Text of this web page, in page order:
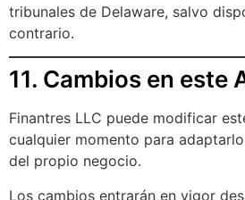
tribunales de Delaware, salvo
contrario.
11. Cambios en este
Finantres LLC puede modificar
cualquier momento para
del propio negocio.
Los cambios entrarán en vigor